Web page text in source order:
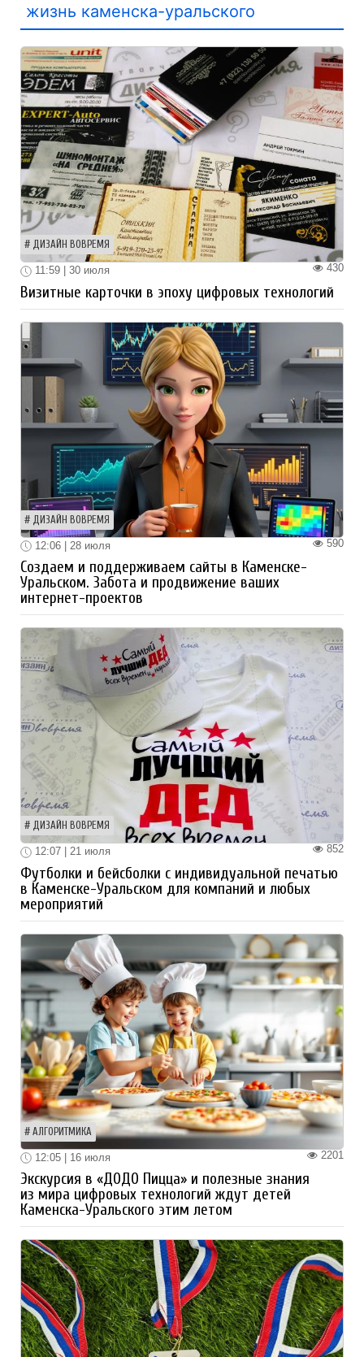
жизнь каменска-уральского
ДИЗАЙН ВОВРЕМЯ
430
11:59 | 30 июля
Визитные карточки в эпоху цифровых технологий
ДИЗАЙН ВОВРЕМЯ
590
12:06 | 28 июля
Создаем и поддерживаем сайты в Каменске-
Уральском. Забота и продвижение ваших
интернет-проектов
ДИЗАЙН ВОВРЕМЯ
852
12:07 | 21 июля
Футболки и бейсболки с индивидуальной печатью
в Каменске-Уральском для компаний и любых
мероприятий
АЛГОРИТМИКА
2201
12:05 | 16 июля
Экскурсия в «ДОДО Пицца» и полезные знания
из мира цифровых технологий ждут детей
Каменска-Уральского этим летом